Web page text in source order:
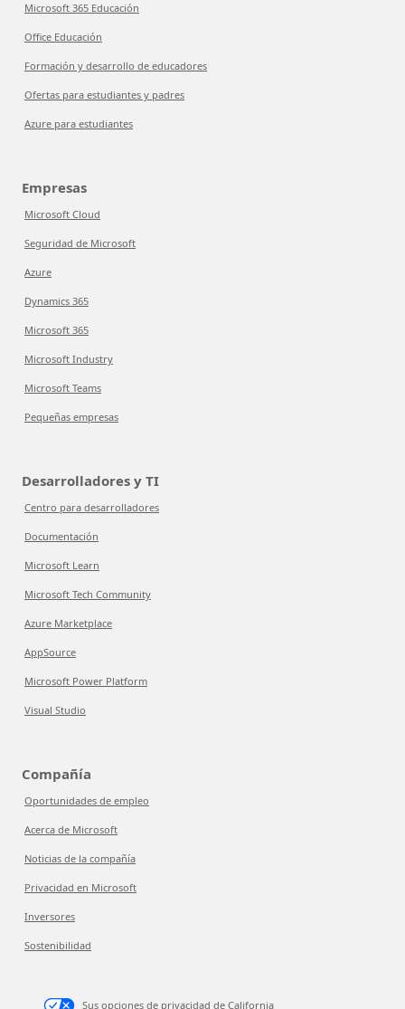
Microsoft 365 Educación
Office Educación
Formación y desarrollo de educadores
Ofertas para estudiantes y padres
Azure para estudiantes
Empresas
Microsoft Cloud
Seguridad de Microsoft
Azure
Dynamics 365
Microsoft 365
Microsoft Industry
Microsoft Teams
Pequeñas empresas
Desarrolladores y TI
Centro para desarrolladores
Documentación
Microsoft Learn
Microsoft Tech Community
Azure Marketplace
AppSource
Microsoft Power Platform
Visual Studio
Compañía
Oportunidades de empleo
Acerca de Microsoft
Noticias de la compañía
Privacidad en Microsoft
Inversores
Sostenibilidad
Sus opciones de privacidad de California